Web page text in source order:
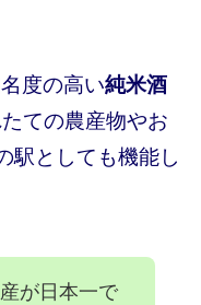
度の高い純米酒
ての農産物やお
駅としても機能し
が日本一で